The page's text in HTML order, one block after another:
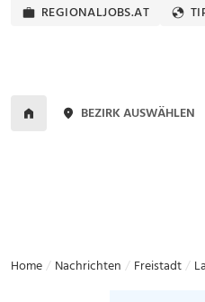
REGIONALJOBS.AT
BEZIRK AUSWÄHLEN
Home Nachrichten Freistadt